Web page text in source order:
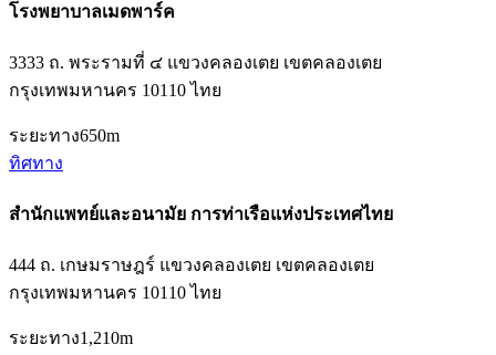
โรงพยาบาลเมดพาร์ค
3333 ถ. พระรามที่ ๔ แขวงคลองเตย เขตคลองเตย
กรุงเทพมหานคร 10110 ไทย
ระยะทาง650m
ทิศทาง
สำนักแพทย์และอนามัย การท่าเรือแห่งประเทศไทย
444 ถ. เกษมราษฎร์ แขวงคลองเตย เขตคลองเตย
กรุงเทพมหานคร 10110 ไทย
ระยะทาง1,210m